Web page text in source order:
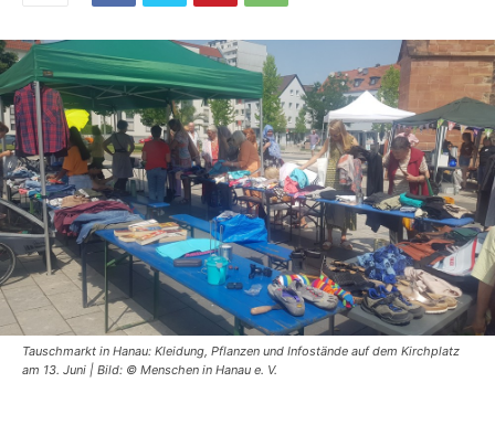
Tauschmarkt in Hanau: Kleidung, Pflanzen und Infostände auf dem Kirchplatz
am 13. Juni | Bild: © Menschen in Hanau e. V.